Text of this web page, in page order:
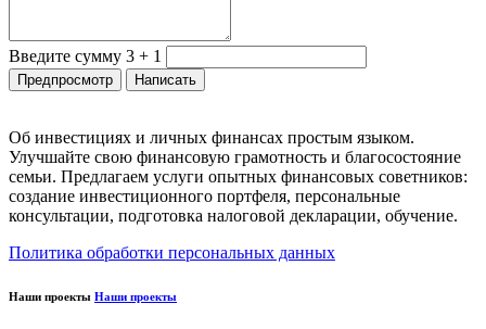
Введите сумму 3 + 1
Об инвестициях и личных финансах простым языком.
Улучшайте свою финансовую грамотность и благосостояние
семьи. Предлагаем услуги опытных финансовых советников:
создание инвестиционного портфеля, персональные
консультации, подготовка налоговой декларации, обучение.
Политика обработки персональных данных
Наши проекты Наши проекты